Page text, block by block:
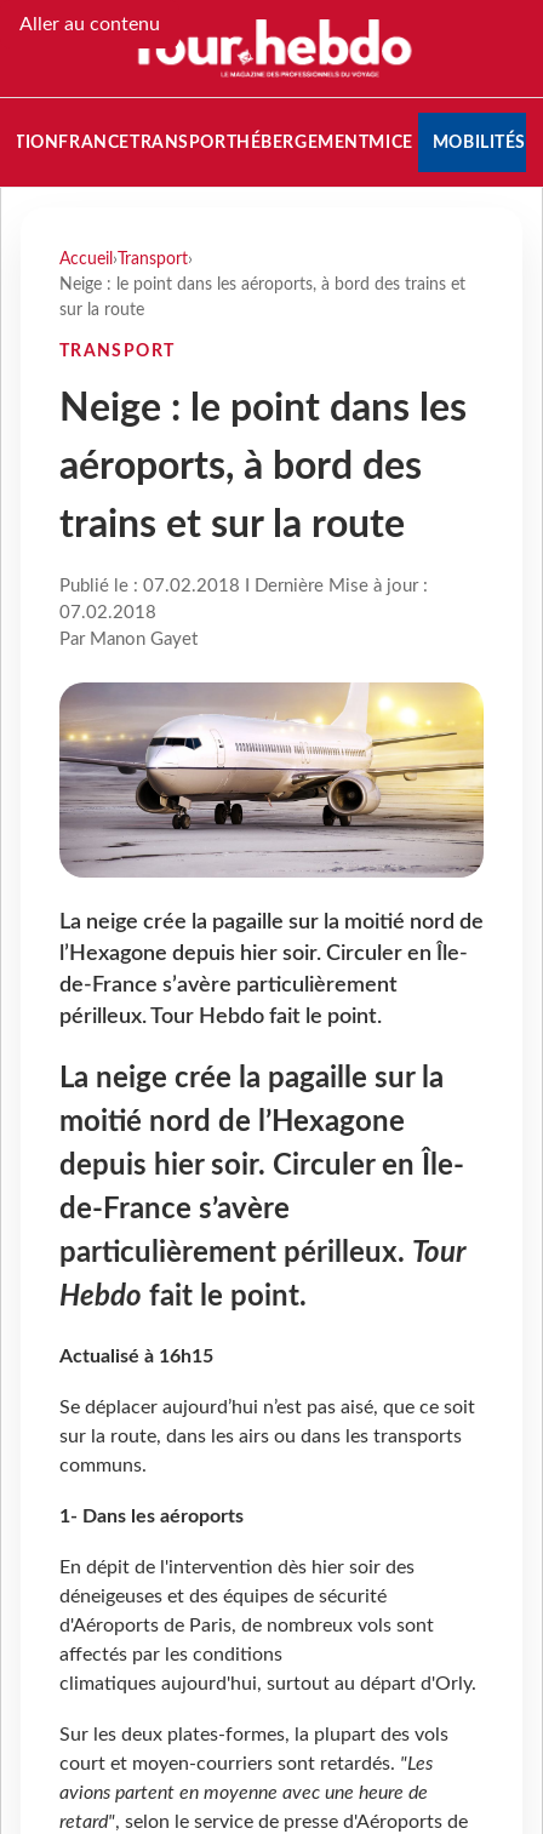
Aller au contenu
FRANCETRANSPORT HÉBERGEMENTMICE MOBILITÉS
Accueil › Transport›
Neige : le point dans les aéroports, à bord des trains et
sur la route
TRANSPORT
Neige : le point dans les
aéroports, à bord des
trains et sur la route
Publié le : 07.02.2018 I Dernière Mise à jour :
07.02.2018
Par Manon Gayet
La neige crée la pagaille sur la moitié nord de
l’Hexagone depuis hier soir. Circuler en Île-
de-France s’avère particulièrement
périlleux. Tour Hebdo fait le point.
La neige crée la pagaille sur la
moitié nord de l’Hexagone
depuis hier soir. Circuler en Île-
de-France s’avère
particulièrement périlleux. Tour
Hebdo fait le point.
Actualisé à 16h15
Se déplacer aujourd’hui n’est pas aisé, que ce soit
sur la route, dans les airs ou dans les transports
communs.
1- Dans les aéroports
En dépit de l'intervention dès hier soir des
déneigeuses et des équipes de sécurité
d'Aéroports de Paris, de nombreux vols sont
affectés par les conditions
climatiques aujourd'hui, surtout au départ d'Orly.
Sur les deux plates-formes, la plupart des vols
court et moyen-courriers sont retardés. "Les
avions partent en moyenne avec une heure de
retard", selon le service de presse d'Aéroports de